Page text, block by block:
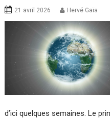
21 avril 2026 Hervé Gaïa
d’ici quelques semaines. Le